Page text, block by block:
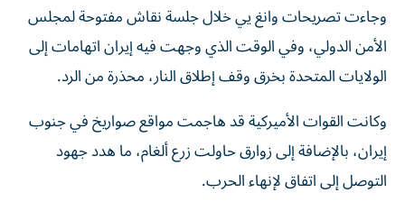
وجاءت تصريحات وانغ يي خلال جلسة نقاش مفتوحة لمجلس
الأمن الدولي، وفي الوقت الذي وجهت فيه إيران اتهامات إلى
الولايات المتحدة بخرق وقف إطلاق النار، محذرة من الرد.
وكانت القوات الأميركية قد هاجمت مواقع صواريخ في جنوب
إيران، بالإضافة إلى زوارق حاولت زرع ألغام، ما هدد جهود
التوصل إلى اتفاق لإنهاء الحرب.